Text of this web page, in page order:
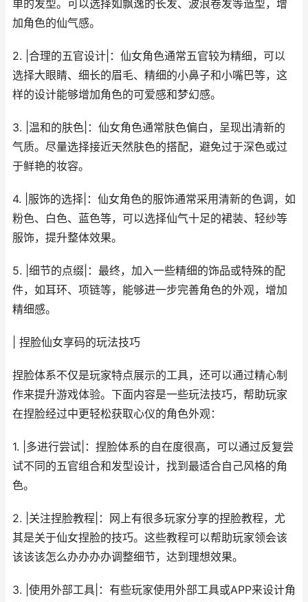
单的发型。可以选择如飘逸的长发、波浪卷发等造型，增
加角色的仙气感。
2. |合理的五官设计|：仙女角色通常五官较为精细，可以
选择大眼睛、细长的眉毛、精细的小鼻子和小嘴巴等，这
样的设计能够增加角色的可爱感和梦幻感。
3. |温和的肤色|：仙女角色通常肤色偏白，呈现出清新的
气质。尽量选择接近天然肤色的搭配，避免过于深色或过
于鲜艳的妆容。
4. |服饰的选择|：仙女角色的服饰通常采用清新的色调，如
粉色、白色、蓝色等，可以选择仙气十足的裙装、轻纱等
服饰，提升整体效果。
5. |细节的点缀|：最终，加入一些精细的饰品或特殊的配
件，如耳环、项链等，能够进一步完善角色的外观，增加
精细感。
| 捏脸仙女享码的玩法技巧
捏脸体系不仅是玩家特点展示的工具，还可以通过精心制
作来提升游戏体验。下面内容是一些玩法技巧，帮助玩家
在捏脸经过中更轻松获取心仪的角色外观：
1. |多进行尝试|：捏脸体系的自在度很高，可以通过反复尝
试不同的五官组合和发型设计，找到最适合自己风格的角
色。
2. |关注捏脸教程|：网上有很多玩家分享的捏脸教程，尤
其是关于仙女捏脸的技巧。这些教程可以帮助玩家领会该
该该该怎么办办办办调整细节，达到理想效果。
3. |使用外部工具|：有些玩家使用外部工具或APP来设计角